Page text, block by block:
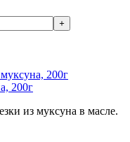
+
200г
из муксуна в масле.